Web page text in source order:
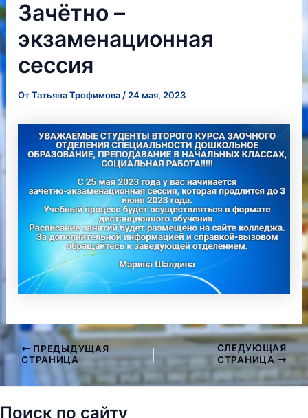
Зачётно –
экзаменационная
сессия
ОтТатьяна Трофимова / 24 мая, 2023
Навигация
записям
ПРЕДЫДУЩАЯ
СТРАНИЦА
СЛЕДУЮЩАЯ
СТРАНИЦА
Поиск по сайту